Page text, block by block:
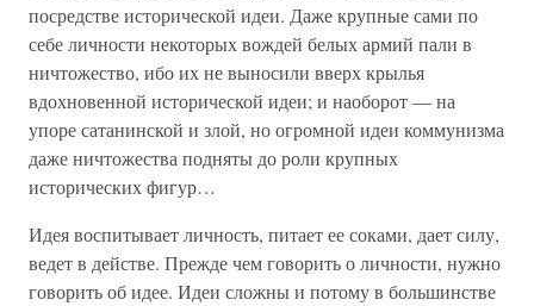
посредстве исторической идеи. Даже крупные сами по
себе личности некоторых вождей белых армий пали в
ничтожество, ибо их не выносили вверх крылья
вдохновенной исторической идеи; и наоборот — на
упоре сатанинской и злой, но огромной идеи коммунизма
даже ничтожества подняты до роли крупных
исторических фигур…
Идея воспитывает личность, питает ее соками, дает силу,
ведет в действе. Прежде чем говорить о личности, нужно
говорить об идее. Идеи сложны и потому в большинстве